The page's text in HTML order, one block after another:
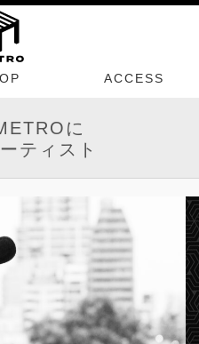
ACCESS
に
ティスト